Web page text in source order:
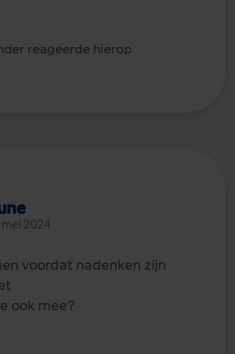
reageerde hierop
mei 2024
voordat nadenken zijn
ook mee?